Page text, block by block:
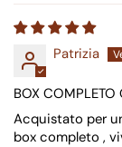
Patrizia
BOX COMPLETO
Acquistato per
box completo ,